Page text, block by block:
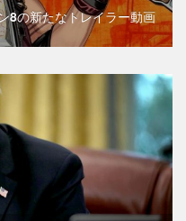
8の新たなトレイラー動画